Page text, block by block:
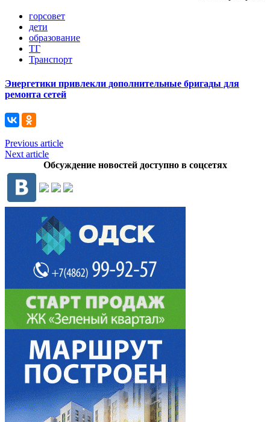
горсовет
дети
образование
ТГ
Транспорт
Энергетики привлекли дополнительные бригады для
ремонта сетей
Previous article
Next article
Обсуждение новостей доступно в соцсетях